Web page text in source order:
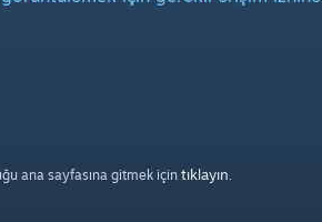
ana sayfasına gitmek içintıklayın.